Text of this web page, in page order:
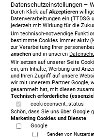
Infopaket
Über uns
Serviceangebot
Öffnungszeiten
Beratungstermin
Probeschlafen
Kontakt
Datenschutzeinstellungen –
Durch Klick aufAkzeptieren
Datenverarbeitungen ein (TTDSG
jederzeit mit Wirkung für die
Um technisch-notwendige
bestimmte Cookies immer aktiv
zur Verarbeitung Ihrer
ansehen und in unseren
Wir setzen auf unserer Seite
ein, um Inhalte, Werbung und
und Ihren Zugriff auf unsere
wir mit unserem Partner Google,
gesammelt hat, mit diesen
Technisch erforderliche
cookieconsent_status
Schön, dass Sie uns über Google
Marketing Cookies und Dienste
Google
Senden von